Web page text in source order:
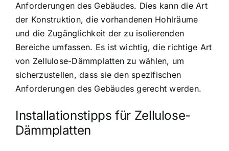
Anforderungen des Gebäudes. Dies kann die Art
der Konstruktion, die vorhandenen Hohlräume
und die Zugänglichkeit der zu isolierenden
Bereiche umfassen. Es ist wichtig, die richtige Art
von Zellulose-Dämmplatten zu wählen, um
sicherzustellen, dass sie den spezifischen
Anforderungen des Gebäudes gerecht werden.
Installationstipps für Zellulose-
Dämmplatten